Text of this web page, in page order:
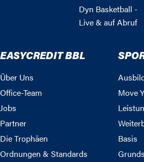
Dyn Basketball -
Live & auf Abruf
EASYCREDIT BBL
Über Uns
Office-Team
Jobs
Partner
Die Trophäen
Ordnungen & Standards
Move
Basis